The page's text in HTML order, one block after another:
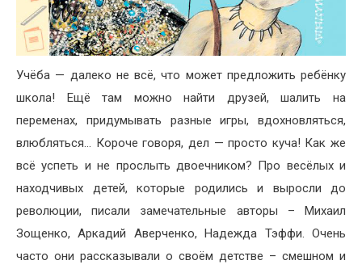
Учёба — далеко не всё, что может предложить ребёнку
школа! Ещё там можно найти друзей, шалить на
переменах, придумывать разные игры, вдохновляться,
влюбляться… Короче говоря, дел — просто куча! Как же
всё успеть и не прослыть двоечником? Про весёлых и
находчивых детей, которые родились и выросли до
революции, писали замечательные авторы – Михаил
Зощенко, Аркадий Аверченко, Надежда Тэффи. Очень
часто они рассказывали о своём детстве – смешном и